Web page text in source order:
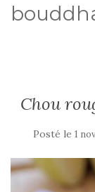
Chou
Posté le 1